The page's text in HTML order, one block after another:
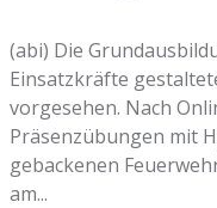
(abi) Die
Einsatzkräfte
vorgesehen. Nach
Präsenzübungen mit
gebackenen
am...